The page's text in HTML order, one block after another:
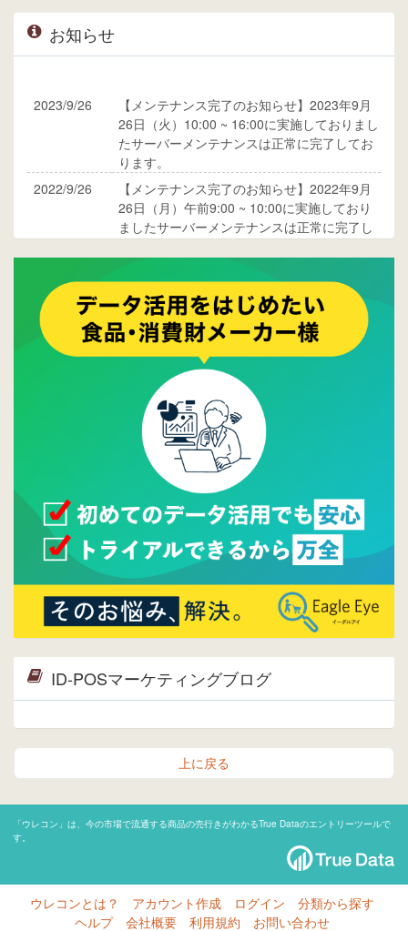
お知らせ
2023/9/26
【メンテナンス完了のお知らせ】2023年9月
26日（火）10:00 ~ 16:00に実施しておりまし
たサーバーメンテナンスは正常に完了してお
ります。
2022/9/26
【メンテナンス完了のお知らせ】2022年9月
26日（月）午前9:00 ~ 10:00に実施しており
ましたサーバーメンテナンスは正常に完了し
ご覧ください。
2015/10/19
ウレコンのサイト機能を大幅バージョンアッ
プ。詳細はこちら。⇒告知ページへ
2015/09/28
ウレコンが機能拡充し、サイトリニューアル
しました。⇒
ウレコンFacebook
Facebookページを開設しました。詳細は
ら。
ウレコンサイトリリースしました。
ID-POSマーケティングブログ
上に戻る
「ウレコン」は、今の市場で流通する商品の売行きがわかるTrue Dataのエントリーツールで
す。
ウレコンとは？ アカウント作成 ログイン
分類から探す
ヘルプ
会社概要 利用規約 お問い合わせ